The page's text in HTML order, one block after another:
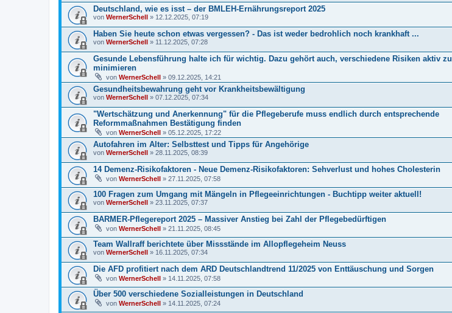
Deutschland, wie es isst – der BMLEH-Ernährungsreport 2025
von WernerSchell » 12.12.2025, 07:19
Haben Sie heute schon etwas vergessen? - Das ist weder bedrohlich noch krankhaft ...
von WernerSchell » 11.12.2025, 07:28
Gesunde Lebensführung halte ich für wichtig. Dazu gehört auch, verschiedene Risiken aktiv zu
minimieren
von WernerSchell » 09.12.2025, 14:21
Gesundheitsbewahrung geht vor Krankheitsbewältigung
von WernerSchell » 07.12.2025, 07:34
"Wertschätzung und Anerkennung" für die Pflegeberufe muss endlich durch entsprechende
Reformmaßnahmen Bestätigung finden
von WernerSchell » 05.12.2025, 17:22
Autofahren im Alter: Selbsttest und Tipps für Angehörige
von WernerSchell » 28.11.2025, 08:39
14 Demenz-Risikofaktoren - Neue Demenz-Risikofaktoren: Sehverlust und hohes Cholesterin
von WernerSchell » 27.11.2025, 07:58
100 Fragen zum Umgang mit Mängeln in Pflegeeinrichtungen - Buchtipp weiter aktuell!
von WernerSchell » 23.11.2025, 07:37
BARMER-Pflegereport 2025 – Massiver Anstieg bei Zahl der Pflegebedürftigen
von WernerSchell » 21.11.2025, 08:45
Team Wallraff berichtete über Missstände im Allopflegeheim Neuss
von WernerSchell » 16.11.2025, 07:34
Die AFD profitiert nach dem ARD Deutschlandtrend 11/2025 von Enttäuschung und Sorgen
von WernerSchell » 14.11.2025, 07:58
Über 500 verschiedene Sozialleistungen in Deutschland
von WernerSchell » 14.11.2025, 07:24